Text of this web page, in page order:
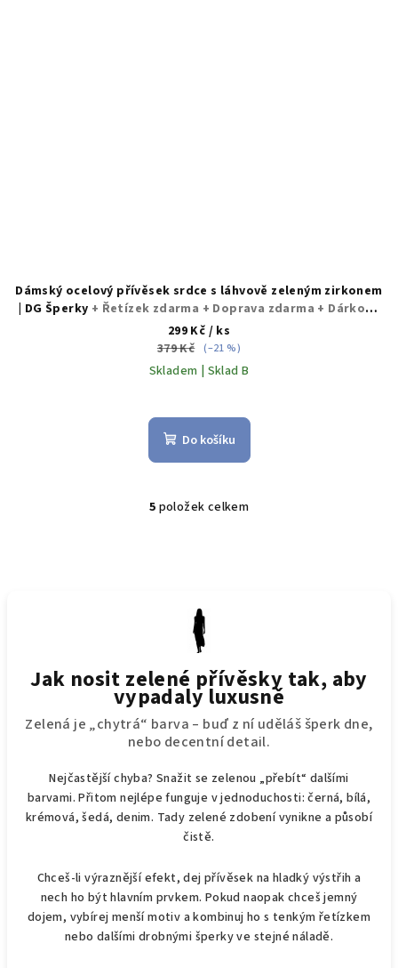
Dámský ocelový přívěsek srdce s láhvově zeleným zirkonem
| DG Šperky + Řetízek zdarma + Doprava zdarma + Dárkové
balení zdarma
299 Kč / ks
379 Kč (–21 %)
Skladem | Sklad B
hodnocení
produktu
5
Do košíku
O
a
c
í
p
r
v
k
v
ý
p
i
u
5 položek celkem
Jak nosit zelené přívěsky tak, aby
vypadaly luxusně
Zelená je „chytrá“ barva – buď z ní uděláš šperk dne,
nebo decentní detail.
Nejčastější chyba? Snažit se zelenou „přebít“ dalšími
barvami. Přitom nejlépe funguje v jednoduchosti: černá, bílá,
krémová, šedá, denim. Tady zelené zdobení vynikne a působí
čistě.
Chceš-li výraznější efekt, dej přívěsek na hladký výstřih a
nech ho být hlavním prvkem. Pokud naopak chceš jemný
dojem, vybírej menší motiv a kombinuj ho s tenkým řetízkem
nebo dalšími drobnými šperky ve stejné náladě.